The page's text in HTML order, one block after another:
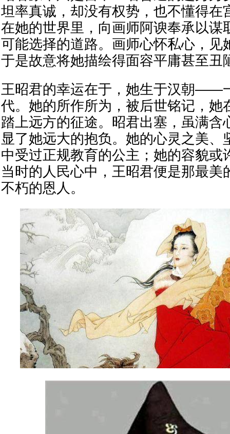
坦率真诚，却没有权势，也不懂得在
在她的世界里，向画师阿谀奉承以谋
可能选择的道路。画师心怀私心，见
于是故意将她描绘得面容平庸甚至丑
王昭君的幸运在于，她生于汉朝——
代。她的所作所为，被后世铭记，她
踏上远方的征途。昭君出塞，虽满含
显了她远大的抱负。她的心灵之美、
中受过正规教育的公主；她的容貌或
当时的人民心中，王昭君便是那最美
不朽的恩人。